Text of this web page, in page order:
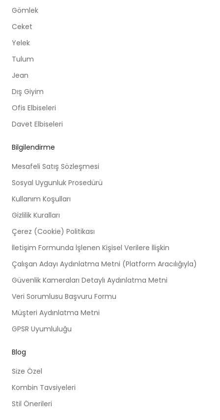
Gömlek
Ceket
Yelek
Tulum
Jean
Dış Giyim
Ofis Elbiseleri
Davet Elbiseleri
Bilgilendirme
Mesafeli Satış Sözleşmesi
Sosyal Uygunluk Prosedürü
Kullanım Koşulları
Gizlilik Kuralları
Çerez (Cookie) Politikası
İletişim Formunda İşlenen Kişisel Verilere İlişkin
Çalışan Adayı Aydınlatma Metni (Platform Aracılığıyla)
Güvenlik Kameraları Detaylı Aydınlatma Metni
Veri Sorumlusu Başvuru Formu
Müşteri Aydınlatma Metni
GPSR Uyumluluğu
Blog
Size Özel
Kombin Tavsiyeleri
Stil Önerileri